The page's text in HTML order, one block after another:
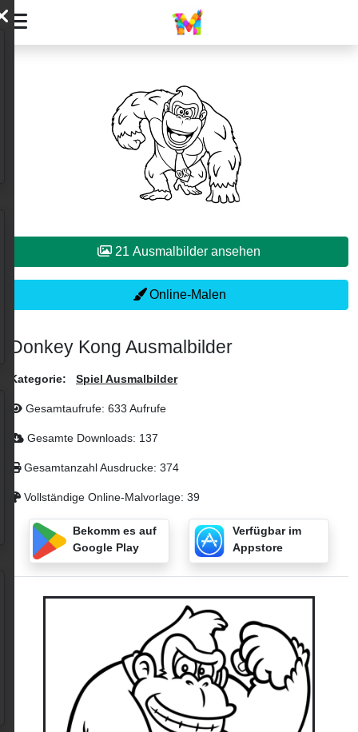
21 Ausmalbilder ansehen
Online-Malen
Donkey Kong Ausmalbilder
Kategorie: Spiel Ausmalbilder
Gesamtaufrufe: 633 Aufrufe
Gesamte Downloads: 137
Gesamtanzahl Ausdrucke: 374
Vollständige Online-Malvorlage: 39
Bekomm es auf
Google Play
Verfügbar im
Appstore